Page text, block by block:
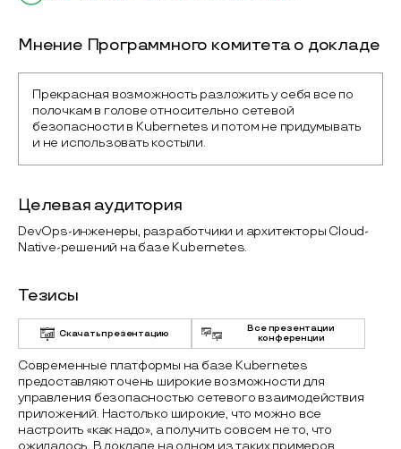
Мнение Программного комитета о докладе
Прекрасная возможность разложить у себя все по
полочкам в голове относительно сетевой
безопасности в Kubernetes и потом не придумывать
и не использовать костыли.
Целевая аудитория
DevOps-инженеры, разработчики и архитекторы Cloud-
Native-решений на базе Kubernetes.
Тезисы
Скачать презентацию
Все презентации
конференции
Современные платформы на базе Kubernetes
предоставляют очень широкие возможности для
управления безопасностью сетевого взаимодействия
приложений. Настолько широкие, что можно все
настроить «как надо», а получить совсем не то, что